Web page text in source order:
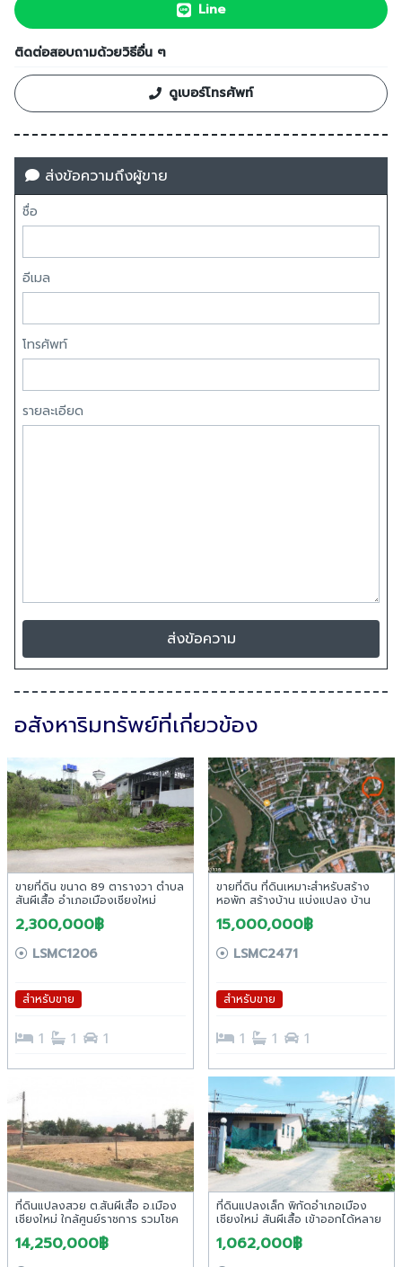
Line
ติดต่อสอบถามด้วยวิธีอื่น ๆ
ดูเบอร์โทรศัพท์
ส่งข้อความถึงผู้ขาย
ชื่อ
อีเมล
โทรศัพท์
รายละเอียด
ส่งข้อความ
อสังหาริมทรัพย์ที่เกี่ยวข้อง
ขายที่ดิน ขนาด 89 ตารางวา ตำบล
สันผีเสื้อ อำเภอเมืองเชียงใหม่
2,300,000฿
LSMC1206
สำหรับขาย
1 1 1
ขายที่ดิน ที่ดินเหมาะสำหรับสร้าง
หอพัก สร้างบ้าน แบ่งแปลง บ้าน
ร้องอ้อ ต.สันผีเสื้อ อ.เมืองเชียงใหม่.
15,000,000฿
LSMC2471
สำหรับขาย
1 1 1
ที่ดินแปลงสวย ต.สันผีเสื้อ อ.เมือง
เชียงใหม่ ใกล้ศูนย์ราชการ รวมโชค
14,250,000฿
ที่ดินแปลงเล็ก พิกัดอำเภอเมือง
เชียงใหม่ สันผีเสื้อ เข้าออกได้หลาย
เส้นทาง ใกล้ศาลากลาง
รร.นานาชาตินครพายัพ
1,062,000฿